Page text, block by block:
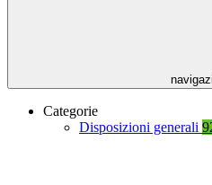
Categorie
Disposizioni generali